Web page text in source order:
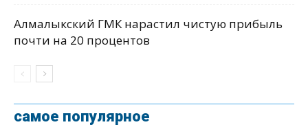
Алмалыкский ГМК нарастил чистую прибыль
почти на 20 процентов
самое популярное